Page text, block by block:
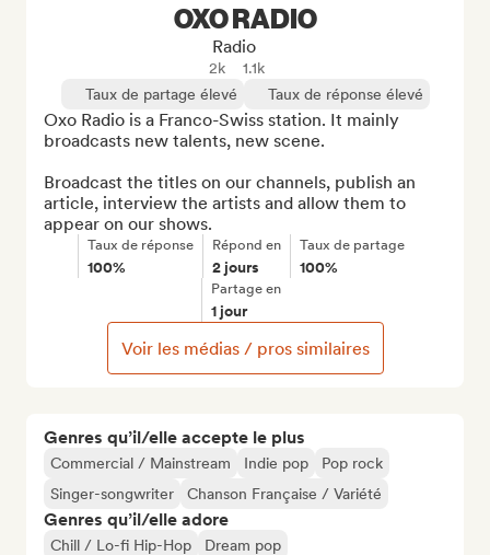
Genres qu’il/elle accepte le plus
Commercial / Mainstream Indie pop
Pop rock
Singer-songwriter
Chanson Française / Variété
Genres qu’il/elle adore
Chill / Lo-fi Hip-Hop
Dream pop
OXO RADIO
Radio
2k
1.1k
Taux de partage élevé
Taux de réponse élevé
Oxo Radio is a Franco-Swiss station. It mainly
broadcasts new talents, new scene.
Broadcast the titles on our channels, publish an
article, interview the artists and allow them to
appear on our shows.
Taux de réponse
100%
Répond en
2 jours
Taux de partage
100%
Partage en
1 jour
Voir les médias / pros similaires